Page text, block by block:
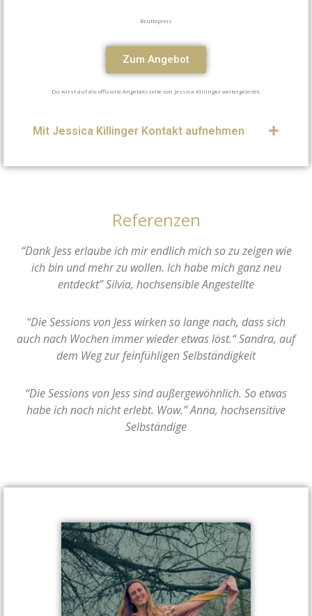
Bruttopreis
Zum Angebot
Du wirst auf die offizielle Angebotsseite von Jessica Killinger weitergeleitet.
Mit Jessica Killinger Kontakt aufnehmen
Referenzen
“Dank Jess erlaube ich mir endlich mich so zu zeigen wie
ich bin und mehr zu wollen. Ich habe mich ganz neu
entdeckt” Silvia, hochsensible Angestellte
“Die Sessions von Jess wirken so lange nach, dass sich
auch nach Wochen immer wieder etwas löst.“ Sandra, auf
dem Weg zur feinfühligen Selbständigkeit
“Die Sessions von Jess sind außergewöhnlich. So etwas
habe ich noch nicht erlebt. Wow.” Anna, hochsensitive
Selbständige